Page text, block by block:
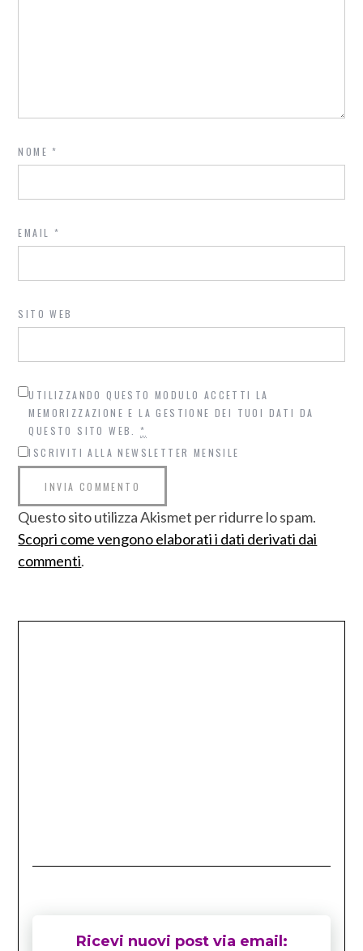
NOME*
EMAIL *
SITO WEB
UTILIZZANDO QUESTO MODULO ACCETTI LA
MEMORIZZAZIONE E LA GESTIONE DEI TUOI DATI DA
QUESTO SITO WEB.*
ISCRIVITI ALLA NEWSLETTER MENSILE
Questo sito utilizza Akismet per ridurre lo spam.
Scopri come vengono elaborati i dati derivati dai
commenti.
Ricevi nuovi post via email: